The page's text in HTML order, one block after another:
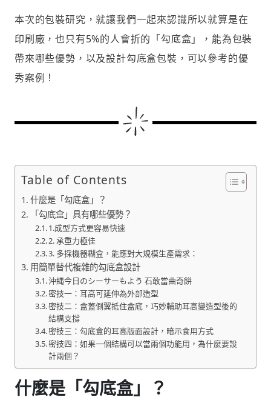
本次的包裝研究，就讓我們一起來認識所以就算是在
印刷廠，也只有5%的人會折的「勾底盒」，能為包裝
帶來哪些優勢，以及設計勾底盒包裝，可以參考的優
秀案例！
Table of Contents
什麼是「勾底盒」？
「勾底盒」具有哪些優勢？
1.成型方式更容易快速
2. 承重力極佳
3. 多採機器糊盒，能應對大規模生產需求：
用簡單替代複雜的勾底盒設計
沖縄今日のシーサーもよう 石敢當曲奇餅
密技一：耳高可延伸為外部造型
密技二：盒蓋側翼抵住盒底，巧妙輔助耳高變造型後的
結構支撐
密技三：勾底盒的耳高版面設計，暗示食用方式
密技四：如果一個結構可以當兩個功能用，為什麼要設
計兩個？
什麼是「勾底盒」？